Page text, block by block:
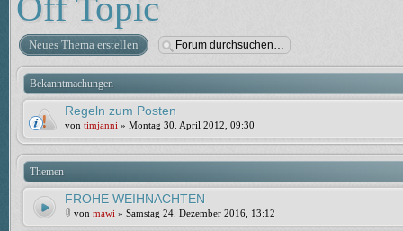
Neues Thema erstellen
Bekanntmachungen
Regeln zum Posten
von timjanni » Montag 30. April 2012, 09:30
Themen
FROHE WEIHNACHTEN
von mawi » Samstag 24. Dezember 2016, 13:12